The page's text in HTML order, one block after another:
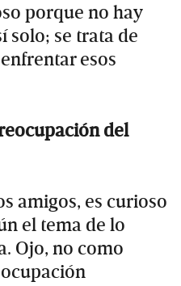
porque no hay
solo; se trata de
esos
del
amigos, es curioso
el tema de lo
Ojo, no como